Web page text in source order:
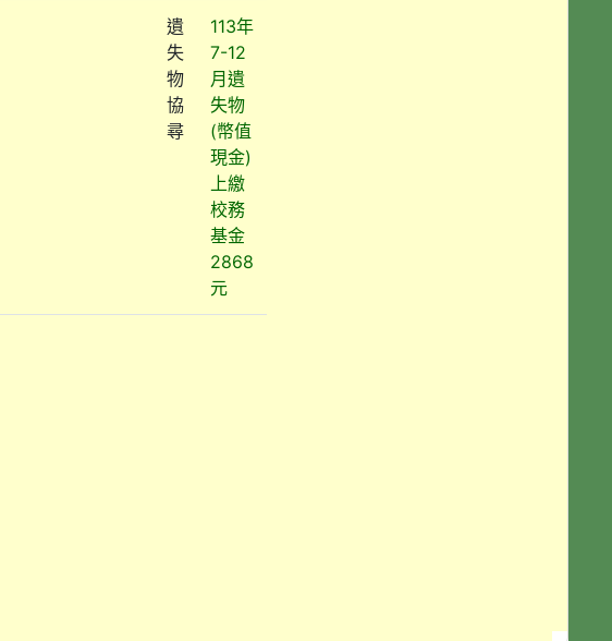
遺
失
物
協
尋
113年
7-12
月遺
失物
(幣值
現金)
上繳
校務
基金
2868
元